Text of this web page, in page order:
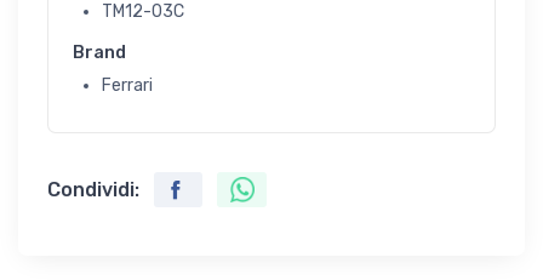
TM12-03C
Brand
Ferrari
Condividi: